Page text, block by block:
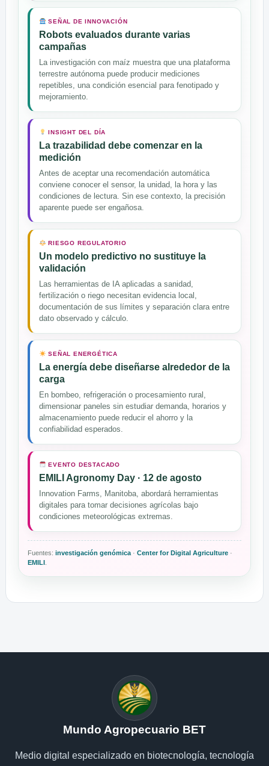
SEÑAL DE INNOVACIÓN
Robots evaluados durante varias
campañas
La investigación con maíz muestra que una plataforma
terrestre autónoma puede producir mediciones
repetibles, una condición esencial para fenotipado y
mejoramiento.
INSIGHT DEL DÍA
La trazabilidad debe comenzar en la
medición
Antes de aceptar una recomendación automática
conviene conocer el sensor, la unidad, la hora y las
condiciones de lectura. Sin ese contexto, la precisión
aparente puede ser engañosa.
RIESGO REGULATORIO
Un modelo predictivo no sustituye la
validación
Las herramientas de IA aplicadas a sanidad,
fertilización o riego necesitan evidencia local,
documentación de sus límites y separación clara entre
dato observado y cálculo.
SEÑAL ENERGÉTICA
La energía debe diseñarse alrededor de la
carga
En bombeo, refrigeración o procesamiento rural,
dimensionar paneles sin estudiar demanda, horarios y
almacenamiento puede reducir el ahorro y la
confiabilidad esperados.
EVENTO DESTACADO
EMILI Agronomy Day · 12 de agosto
Innovation Farms, Manitoba, abordará herramientas
digitales para tomar decisiones agrícolas bajo
condiciones meteorológicas extremas.
Fuentes: investigación genómica · Center for Digital Agriculture ·
EMILI
Mundo Agropecuario BET
Medio digital especializado en biotecnología, tecnología